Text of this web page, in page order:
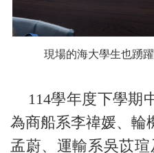
現場的海大學生也踴
114學年度下學期
為商船系李禕媛、輪
孟蔚、運輸系吳苡